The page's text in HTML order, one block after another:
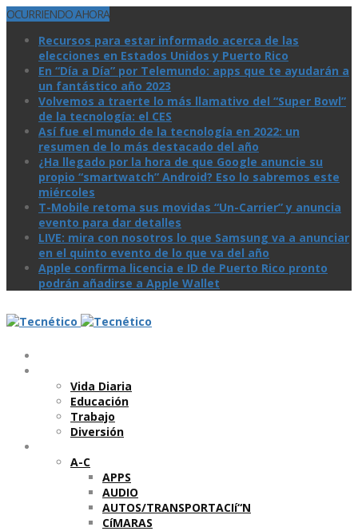
OCURRIENDO AHORA
Recursos para estar informado acerca de las
elecciones en Estados Unidos y Puerto Rico
En “Día a Día” por Telemundo: apps que te ayudarán a
un fantástico año 2023
Volvemos a traerte lo más llamativo del “Super Bowl”
de la tecnologí­a: el CES
Así­ fue el mundo de la tecnologí­a en 2022: un
resumen de lo más destacado del año
¿Ha llegado por la hora de que Google anuncie su
propio “smartwatch” Android? Eso lo sabremos este
miércoles
T-Mobile retoma sus movidas “Un-Carrier” y anuncia
evento para dar detalles
LIVE: mira con nosotros lo que Samsung va a anunciar
en el quinto evento de lo que va del año
Apple confirma licencia e ID de Puerto Rico pronto
podrán añadirse a Apple Wallet
Vida Diaria
Educación
Trabajo
Diversión
A-C
APPS
AUDIO
AUTOS/TRANSPORTACIí“N
CíMARAS